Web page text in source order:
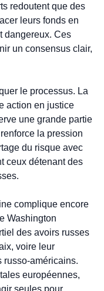
redoutent que des
leurs fonds en
dangereux. Ces
un consensus clair,
le processus. La
action en justice
une grande partie
la pression
du risque avec
ceux détenant des
complique encore
Washington
des avoirs russes
voire leur
russo-américains.
européennes,
seules pour